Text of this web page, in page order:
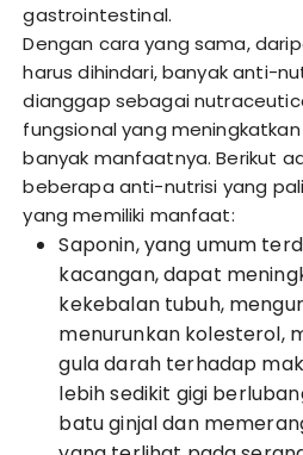
gastrointestinal.
Dengan cara yang sama,
harus dihindari, banyak anti-
dianggap sebagai
fungsional yang
banyak manfaatnya. Berikut
beberapa anti-nutrisi yang
yang memiliki manfaat:
Saponin, yang umum
kacangan, dapat
kekebalan tubuh,
menurunkan kolesterol,
gula darah terhadap
lebih sedikit gigi
batu ginjal dan